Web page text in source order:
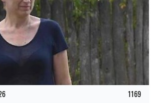
1169